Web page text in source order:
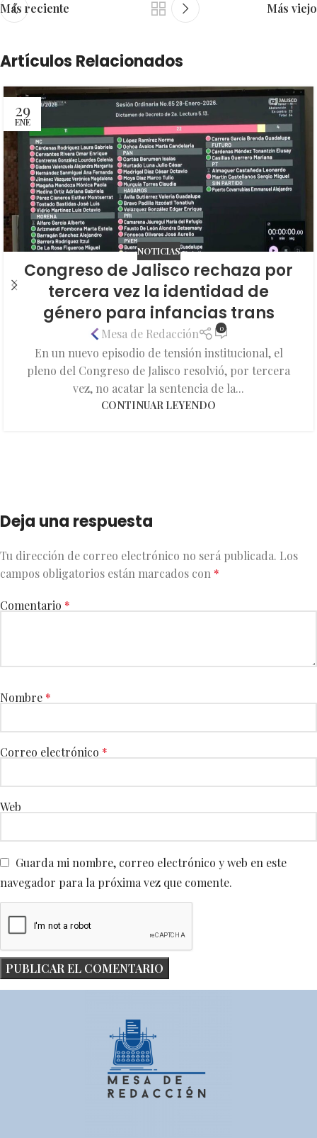
Más reciente Más viejo
Artículos Relacionados
29
ENE
NOTICIAS
Congreso de Jalisco rechaza por
tercera vez la identidad de
género para infancias trans
Mesa de Redacción 0
En un nuevo episodio de tensión institucional, el
pleno del Congreso de Jalisco resolvió, por tercera
vez, no acatar la sentencia de la...
CONTINUAR LEYENDO
Deja una respuesta
Tu dirección de correo electrónico no será publicada. Los
campos obligatorios están marcados con *
Comentario *
Nombre *
Correo electrónico *
Web
Guarda mi nombre, correo electrónico y web en este
navegador para la próxima vez que comente.